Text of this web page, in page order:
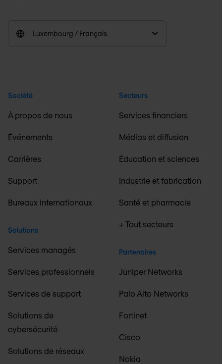
Luxembourg / Français
Société
À propos de nous
Événements
Carrières
Support
Bureaux internationaux
Solutions
Services managés
Services professionnels
Services de support
Solutions de
cybersécurité
Solutions de réseaux
Secteurs
Services financiers
Médias et diffusion
Éducation et sciences
Industrie et fabrication
Santé et pharmacie
+ Tout secteurs
Partenaires
Juniper Networks
Palo Alto Networks
Fortinet
Cisco
Nokia